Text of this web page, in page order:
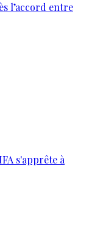
l’accord entre
s'apprête à